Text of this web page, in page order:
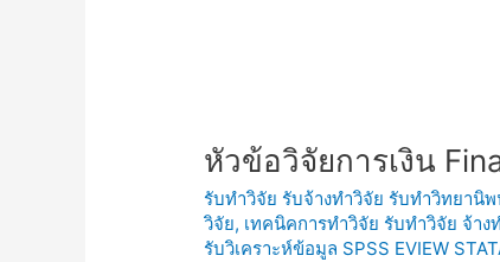
หัวข้อวิจัยการเงิน
รับทำวิจัย รับจ้างทำวิจัย รับทำวิทยานิ
วิจัย, เทคนิคการทำวิจัย รับทำวิจัย จ้า
รับวิเคราะห์ข้อมูล SPSS EVIEW
หัวข้อ
การ
เงิน